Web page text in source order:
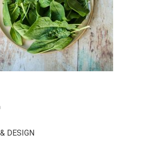
DESIGN